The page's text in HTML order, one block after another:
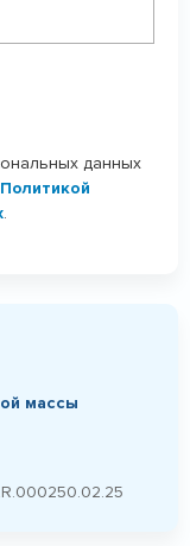
данных
Политикой
.
массы